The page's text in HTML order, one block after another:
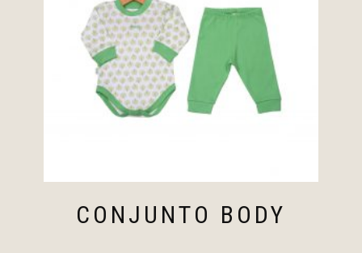
CONJUNTO BODY